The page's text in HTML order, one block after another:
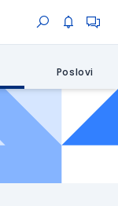
Poslovi